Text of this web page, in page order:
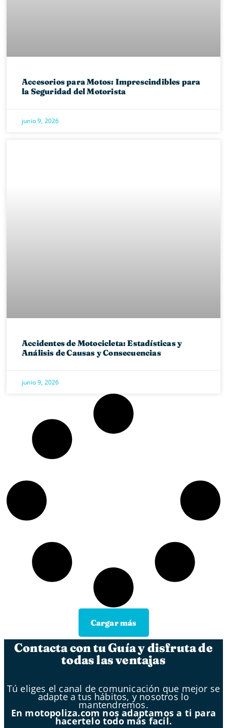
Accesorios para Motos: Imprescindibles para
la Seguridad del Motorista
junio 9, 2026
Accidentes de Motocicleta: Estadísticas y
Análisis de Causas y Consecuencias
junio 9, 2026
Cargar más
Contacta con tu Guía y disfruta de
todas las ventajas
Tú eliges el canal de comunicación que mejor se
adapte a tus hábitos, y nosotros lo
mantendremos.
En motopoliza.com nos adaptamos a ti para
hacertelo todo más facil.